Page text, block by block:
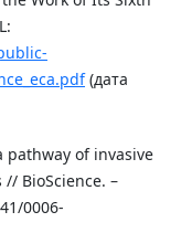
(дата
pathway of invasive
BioScience. –
0006-